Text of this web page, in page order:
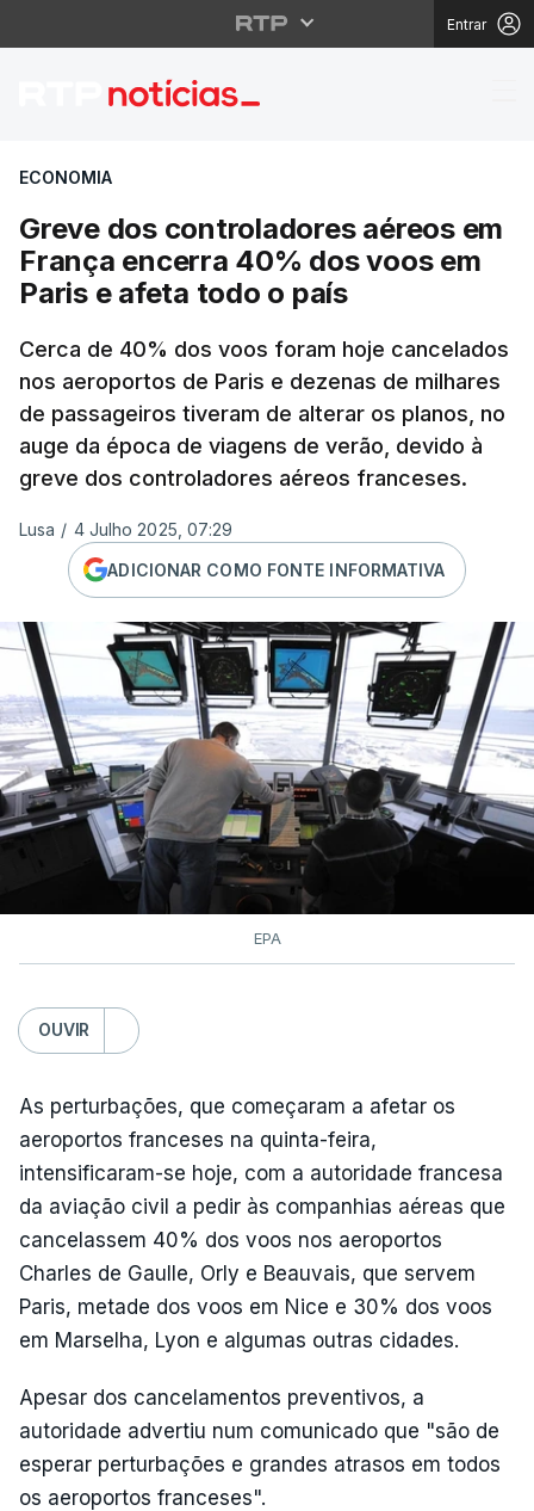
Entrar
Greve dos
ECONOMIA
Greve dos controladores aéreos em
França encerra 40% dos voos em
Paris e afeta todo o país
Cerca de 40% dos voos foram hoje cancelados
nos aeroportos de Paris e dezenas de milhares
de passageiros tiveram de alterar os planos, no
auge da época de viagens de verão, devido à
greve dos controladores aéreos franceses.
Lusa / 4 Julho 2025, 07:29
ADICIONAR COMO FONTE INFORMATIVA
EPA
OUVIR
As perturbações, que começaram a afetar os
aeroportos franceses na quinta-feira,
intensificaram-se hoje, com a autoridade francesa
da aviação civil a pedir às companhias aéreas que
cancelassem 40% dos voos nos aeroportos
Charles de Gaulle, Orly e Beauvais, que servem
Paris, metade dos voos em Nice e 30% dos voos
em Marselha, Lyon e algumas outras cidades.
Apesar dos cancelamentos preventivos, a
autoridade advertiu num comunicado que "são de
esperar perturbações e grandes atrasos em todos
os aeroportos franceses".